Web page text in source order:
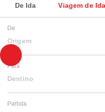
De Ida Viagem de
De
Origem
Para
Destino
Partida